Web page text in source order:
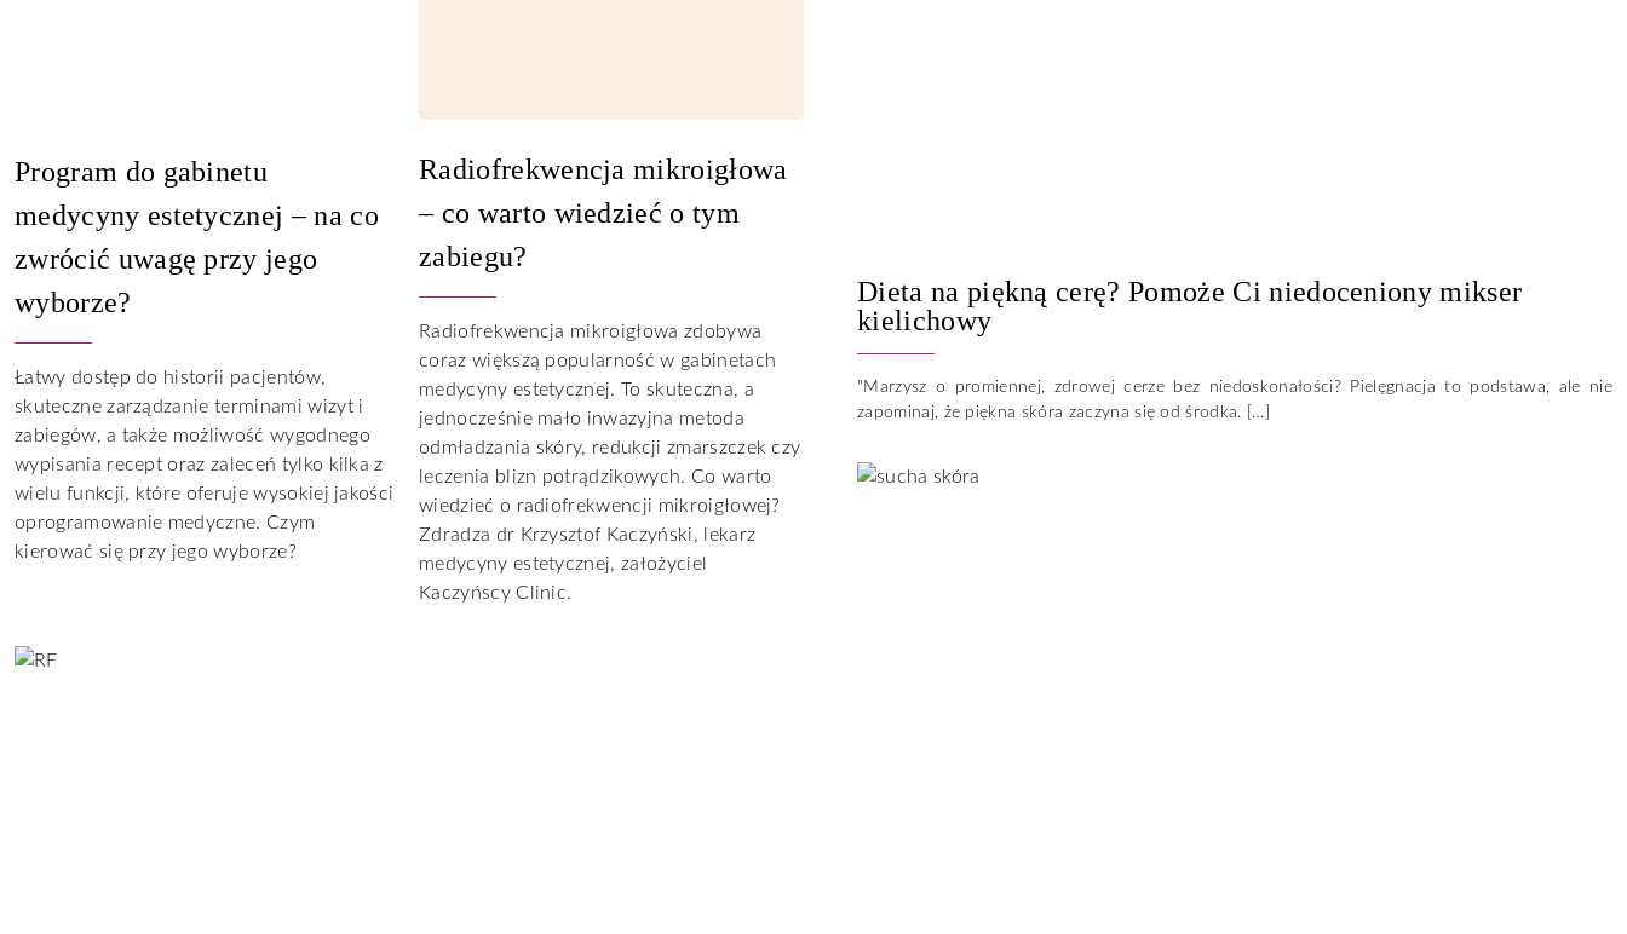
Program do gabinetu
medycyny estetycznej – na co
zwrócić uwagę przy jego
wyborze?
Łatwy dostęp do historii pacjentów,
skuteczne zarządzanie terminami wizyt i
zabiegów, a także możliwość wygodnego
wypisania recept oraz zaleceń tylko kilka z
wielu funkcji, które oferuje wysokiej jakości
oprogramowanie medyczne. Czym
kierować się przy jego wyborze?
Radiofrekwencja mikroigłowa
– co warto wiedzieć o tym
zabiegu?
Radiofrekwencja mikroigłowa zdobywa
coraz większą popularność w gabinetach
medycyny estetycznej. To skuteczna, a
jednocześnie mało inwazyjna metoda
odmładzania skóry, redukcji zmarszczek czy
leczenia blizn potrądzikowych. Co warto
wiedzieć o radiofrekwencji mikroigłowej?
Zdradza dr Krzysztof Kaczyński, lekarz
medycyny estetycznej, założyciel
Kaczyńscy Clinic.
Dieta na piękną cerę? Pomoże Ci niedoceniony mikser
kielichowy
"Marzysz o promiennej, zdrowej cerze bez niedoskonałości? Pielęgnacja to podstawa, ale nie
zapominaj, że piękna skóra zaczyna się od środka. […]